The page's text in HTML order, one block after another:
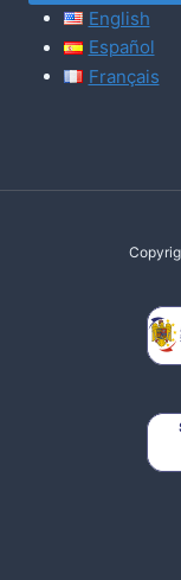
English
Español
Français